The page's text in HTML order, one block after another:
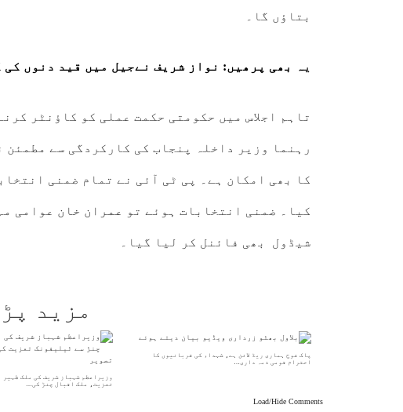
بتاؤں گا۔
یہ بھی پرھیں: نواز شریف نےجیل میں قید دنوں کی
تاہم اجلاس میں حکومتی حکمت عملی کو کاؤنٹر
رہنما وزیر داخلہ پنجاب کی کارکردگی سے
کا بھی امکان ہے۔ پی ٹی آئی نے تمام ضمنی
کیا۔ ضمنی انتخابات ہوئے تو عمران خان عوامی
شیڈول بھی فائنل کر لیا گیا۔
مزید
وزیراعظم شہباز شریف کی ملک ظہیر
تعزیت، ملک اقبال چنڑ کی…
پاک فوج ہماری ریڈ لائن ہے، شہداء کی قربانیوں کا
احترام قومی ذمہ داری…
Load/Hide Comments